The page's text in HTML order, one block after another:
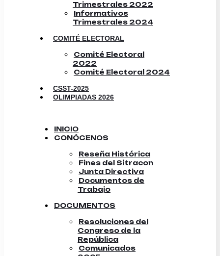
Trimestrales 2022
Informativos
Trimestrales 2024
COMITÉ ELECTORAL
Comité Electoral
2022
Comité Electoral 2024
CSST-2025
OLIMPIADAS 2026
INICIO
CONÓCENOS
Reseña Histórica
Fines del Sitracon
Junta Directiva
Documentos de
Trabajo
DOCUMENTOS
Resoluciones del
Congreso de la
República
Comunicados